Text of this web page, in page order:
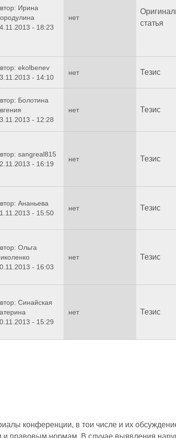
Ирина
- 18:23
нет
статья
ekolbenev
- 14:10
нет Тезис
Болотина
- 12:28
нет Тезис
sangreal815
- 16:19
нет Тезис
Ананьева
- 15:50
нет Тезис
Ольга
- 16:03
нет Тезис
Синайская
- 15:29
нет Тезис
конференции, в тои числе и их
и правовым нормам. В случае выявления